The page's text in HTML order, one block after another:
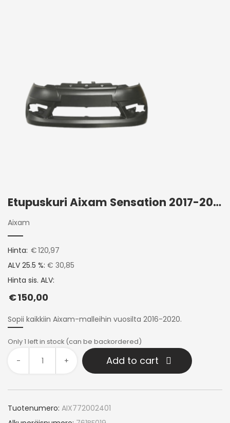
Etupuskuri Aixam Sensation 2017-2020
Aixam
Hinta: €120,97
ALV 25.5 %: € 30,85
Hinta sis. ALV:
€150,00
Sopii kaikkiin Aixam-malleihin vuosilta 2016-2020.
Only 1 left in stock (can be backordered)
- + Add to cart
Tuotenumero: AIX772002401